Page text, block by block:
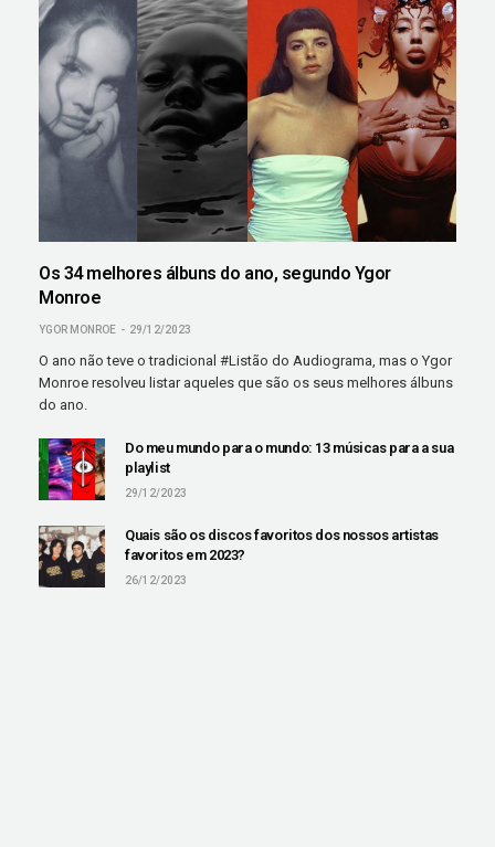
Os 34 melhores álbuns do ano, segundo Ygor
Monroe
YGOR MONROE 29/12/2023
O ano não teve o tradicional #Listão do Audiograma, mas o Ygor
Monroe resolveu listar aqueles que são os seus melhores álbuns
do ano.
Do meu mundo para o mundo: 13 músicas para a sua
playlist
29/12/2023
Quais são os discos favoritos dos nossos artistas
favoritos em 2023?
26/12/2023